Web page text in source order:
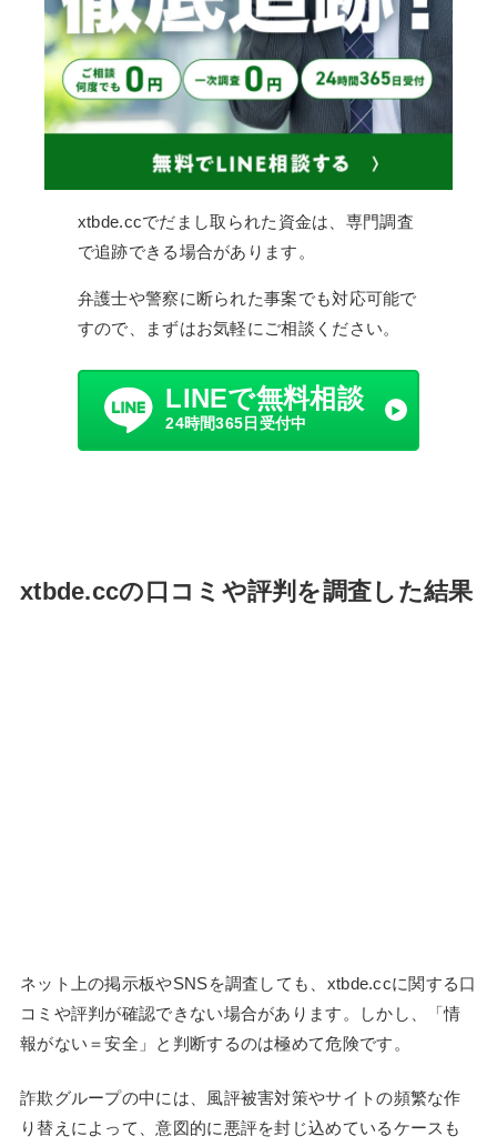
xtbde.ccでだまし取られた資金は、専門調査
で追跡できる場合があります。
弁護士や警察に断られた事案でも対応可能で
すので、まずはお気軽にご相談ください。
LINEで無料相談
24時間365日受付中
xtbde.ccの口コミや評判を調査した結果
ネット上の掲示板やSNSを調査しても、xtbde.ccに関する口
コミや評判が確認できない場合があります。しかし、「情
報がない＝安全」と判断するのは極めて危険です。
詐欺グループの中には、風評被害対策やサイトの頻繁な作
り替えによって、意図的に悪評を封じ込めているケースも